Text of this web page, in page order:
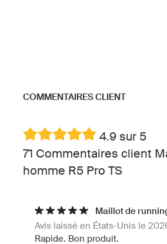
COMMENTAIRES CLIENT
4.9 sur 5
71 Commentaires client
homme R5 Pro TS
Maillot de
Avis laissé en États-Unis le
Rapide. Bon produit.